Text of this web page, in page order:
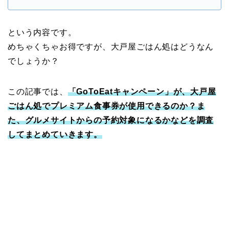
という内容です。
めちゃくちゃお得ですが、大戸屋ごはん処はどうなん
でしょうか？
この記事では、 「GoToEatキャンペーン」が、大戸屋
ごはん処でプレミアム食事券が使用できるのか？ま
た、グルメサイトからの予約対象になるかなどを調査
してまとめていきます。